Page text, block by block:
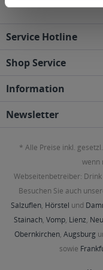
Service Hotline
Shop Service
Information
Newsletter
* Alle Preise inkl.
wenn
Webseitenbetreiber: Drink
Besuchen Sie auch
Salzuflen, Hörstel und
Stainach, Vomp, Lienz,
Obernkirchen, Augsburg
sowie